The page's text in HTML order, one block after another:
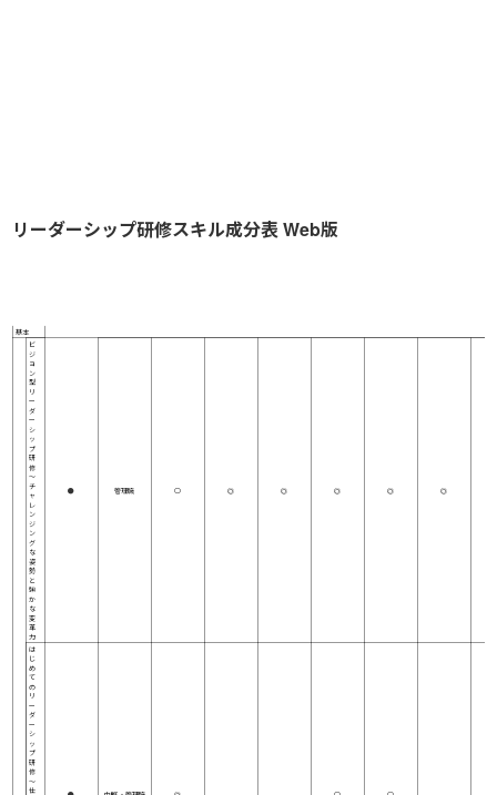
リーダーシップ研修スキル成分表 Web版
基本
ビ
ジ
ョ
ン
型
リ
ー
ダ
ー
シ
ッ
プ
研
修
～
チ
ャ
レ
ン
ジ
ン
グ
な
姿
勢
と
強
か
な
変
革
力
● 管理職 ○ ◎ ◎ ◎ ◎ ◎
は
じ
め
て
の
リ
ー
ダ
ー
シ
ッ
プ
研
修
～
仕